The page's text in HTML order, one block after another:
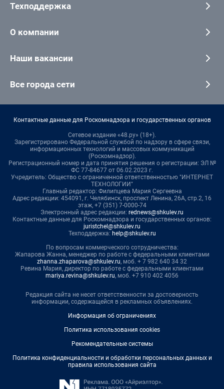
Техподдержка
О компании
Наши вакансии
Все города сети
Контактные данные для Роскомнадзора и государственных органов
Сетевое издание «48.ру» (18+).
Зарегистрировано Федеральной службой по надзору в сфере связи,
информационных технологий и массовых коммуникаций
(Роскомнадзор).
Регистрационный номер и дата принятия решения о регистрации: ЭЛ №
ФС 77-84677 от 06.02.2023 г.
Учредитель: Общество с ограниченной ответственностью "ИНТЕРНЕТ
ТЕХНОЛОГИИ"
Главный редактор: Филипцева Мария Сергеевна
Адрес редакции: 454091, г. Челябинск, проспект Ленина, 26А, стр.2, 16
этаж, +7 (351) 7-0000-74
Электронный адрес редакции: rednews@shkulev.ru
Контактные данные для Роскомнадзора и государственных органов:
juristchel@shkulev.ru
Техподдержка: help@shkulev.ru
По вопросам коммерческого сотрудничества:
Жапарова Жанна, менеджер по работе с федеральными клиентами
zhanna.zhaparova@shkulev.ru, моб. + 7 982 640 34 32
Ревина Мария, директор по работе с федеральными клиентами
mariya.revina@shkulev.ru, моб. +7 910 402 4056
Редакция сайта не несет ответственности за достоверность
информации, содержащейся в рекламных объявлениях.
Информация об ограничениях
Политика использования cookies
Рекомендательные системы
Политика конфиденциальности и обработки персональных данных и
правила использования сайта